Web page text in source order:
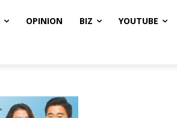
OPINION BIZ YOUTUBE